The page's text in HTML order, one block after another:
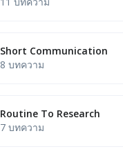
Short Communication
8 บทความ
Routine To Research
7 บทความ